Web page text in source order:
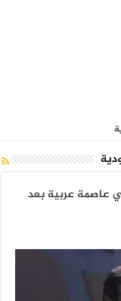
عاصمة عربية بعد